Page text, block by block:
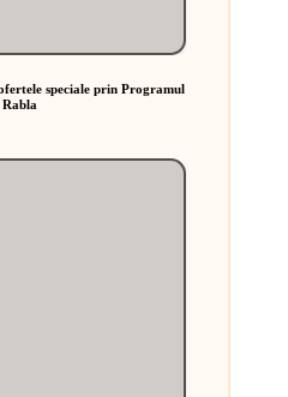
speciale prin Programul
Rabla